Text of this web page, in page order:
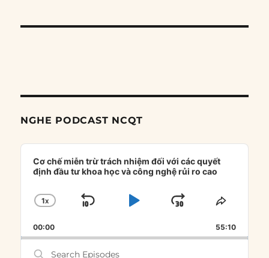
NGHE PODCAST NCQT
Audio
Player
Cơ chế miễn trừ trách nhiệm đối với các quyết
định đầu tư khoa học và công nghệ rủi ro cao
CHANGE
RATE
1X
SKIP
PLAYJUMP
FORWARD
SHARE
00:00 55:10
Search